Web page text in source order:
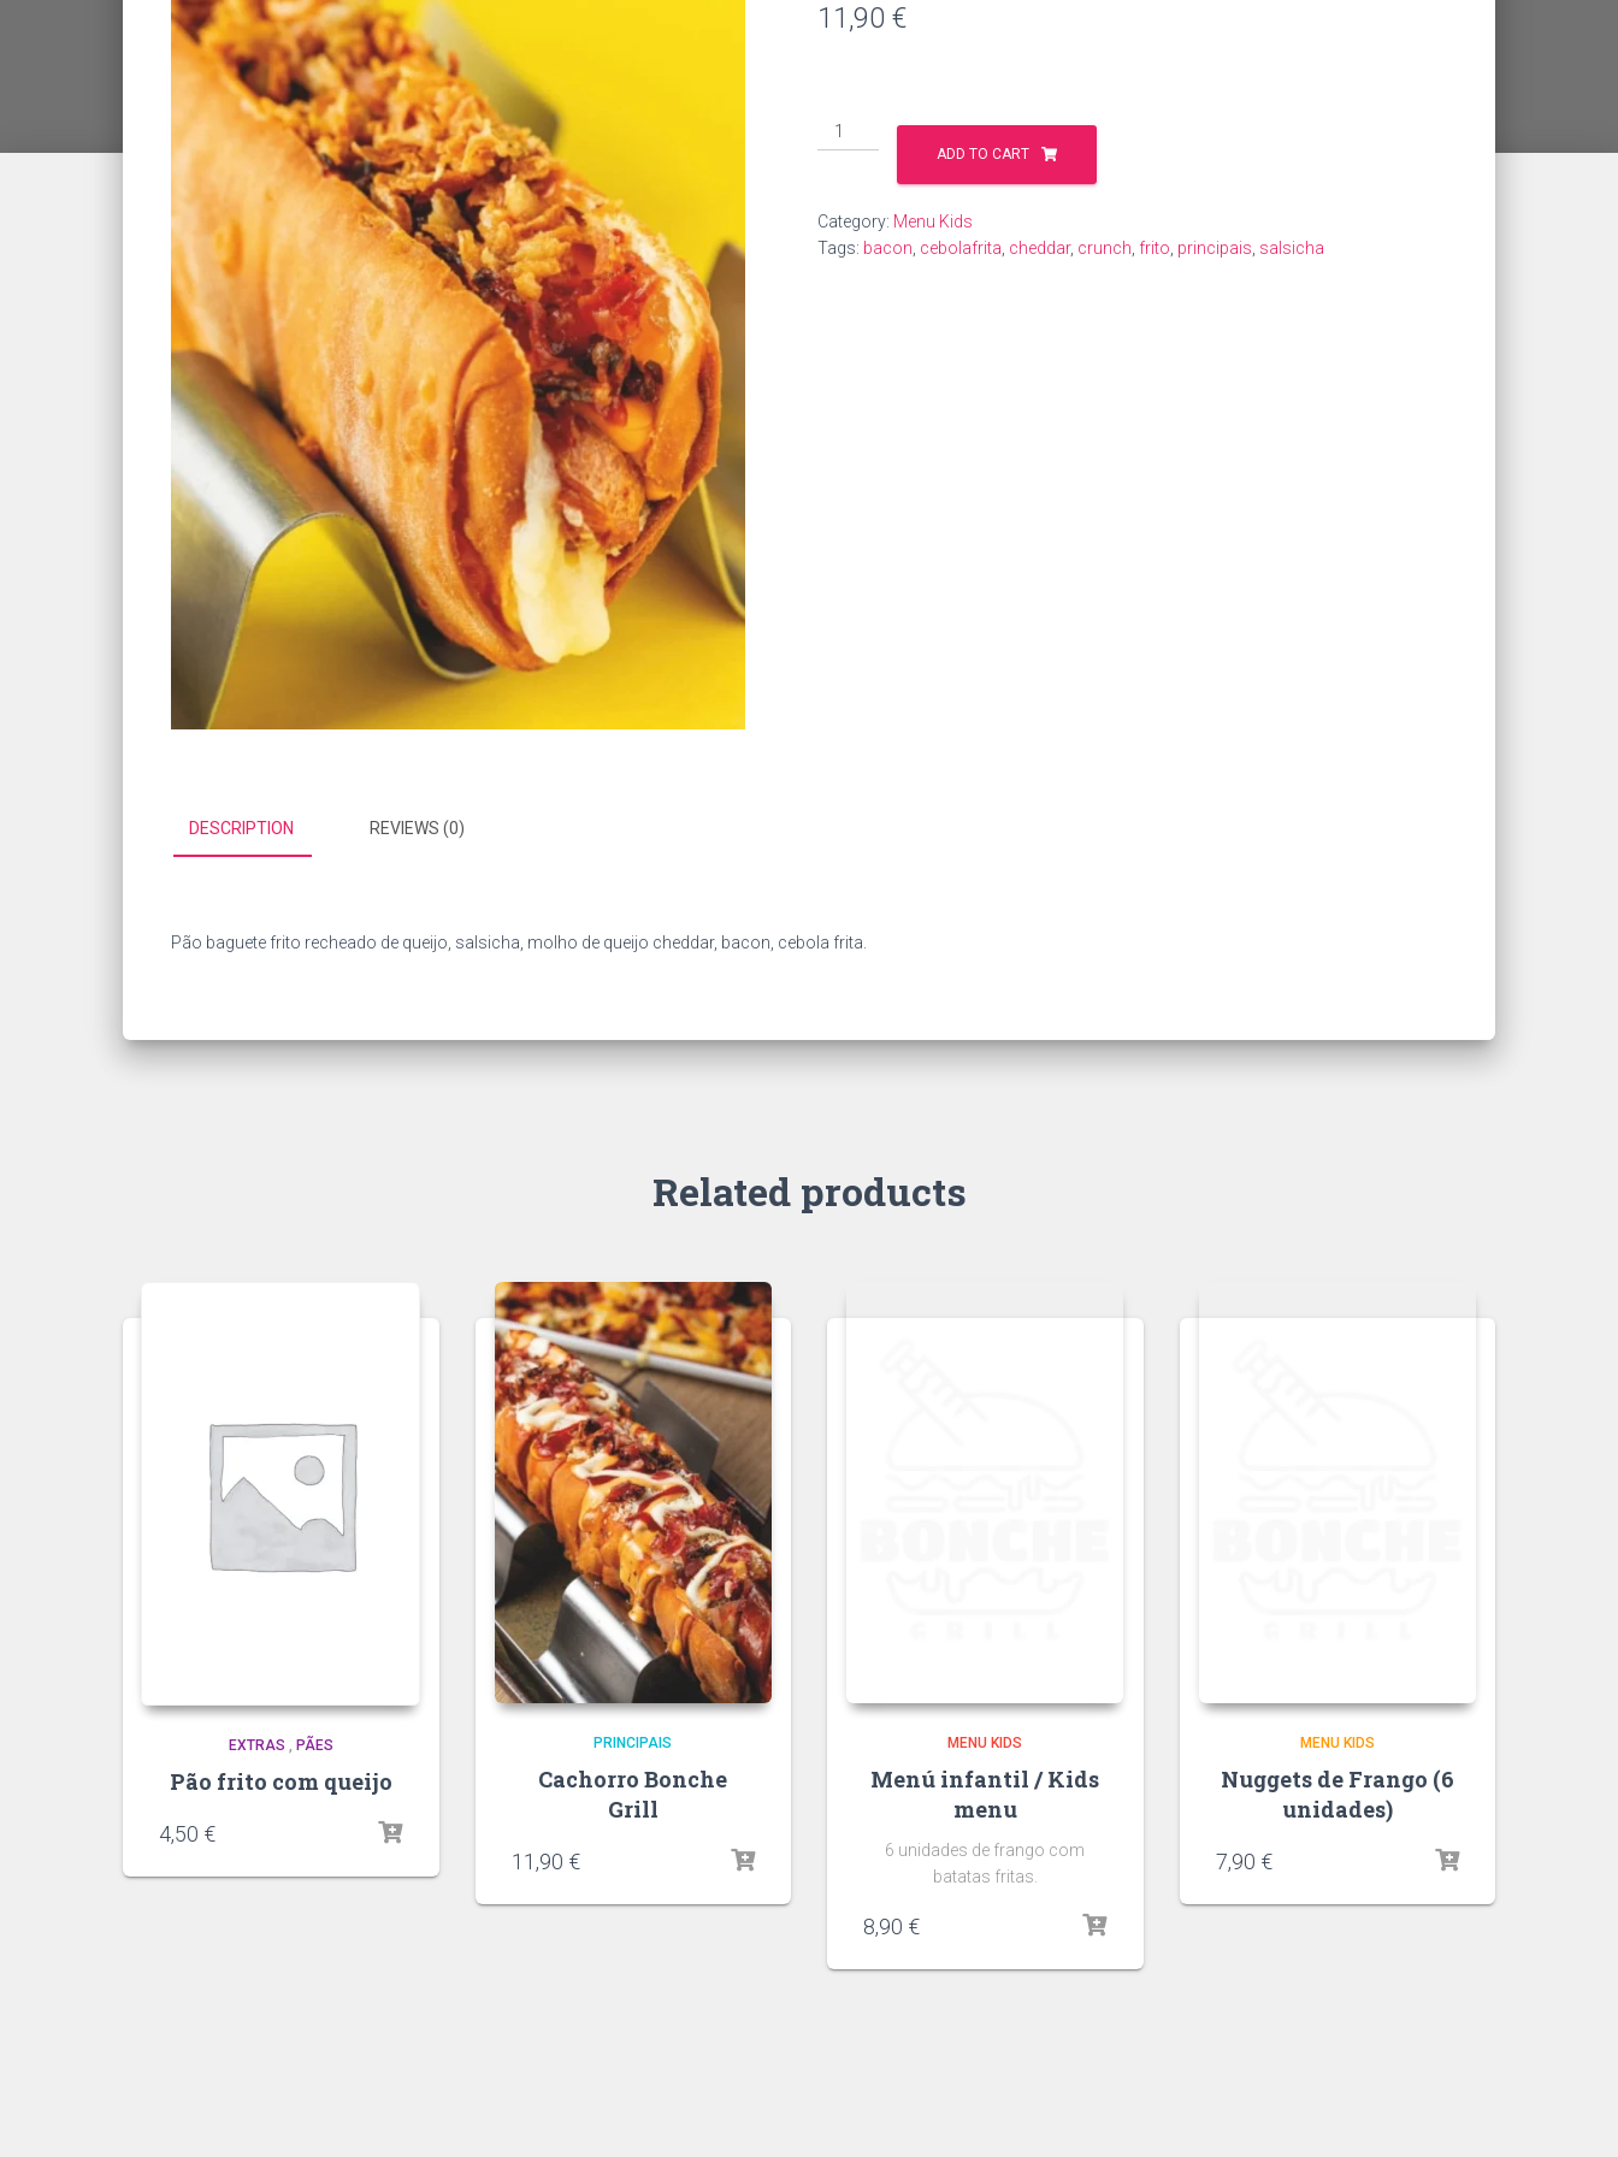
11,90 €
ADD TO CART
Category: Menu Kids
Tags: bacon cebolafrita cheddar, crunch frito principais salsicha
DESCRIPTION REVIEWS (0)
Pão baguete frito recheado de queijo, salsicha, molho de queijo cheddar, bacon, cebola frita.
Related products
EXTRAS PÃES
Pão frito com queijo
4,50 €
PRINCIPAIS
Cachorro Bonche
Grill
11,90 €
MENU KIDS
Menú infantil / Kids
menu
6 unidades de frango com
batatas fritas.
8,90 €
MENU KIDS
Nuggets de Frango (6
unidades)
7,90 €